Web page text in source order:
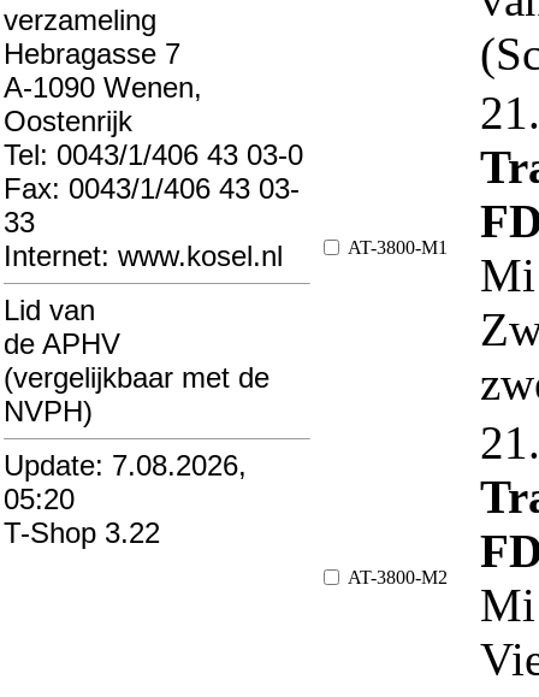
verzameling
Hebragasse 7
A-1090 Wenen,
Oostenrijk
Tel: 0043/1/406 43 03-0
Fax: 0043/1/406 43 03-
33
Internet: www.kosel.nl
Lid van
de APHV
(vergelijkbaar met de
NVPH)
Update: 7.08.2026,
05:20
T-Shop 3.22
AT-3800-M1
AT-3800-M2